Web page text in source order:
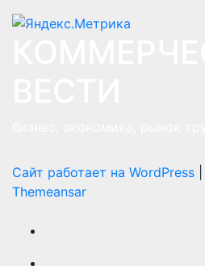
Сайт работает на WordPress
Themeansar